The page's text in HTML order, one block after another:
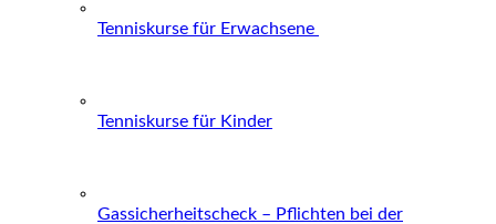
Tenniskurse für Erwachsene
Tenniskurse für Kinder
Gassicherheitscheck – Pflichten bei der